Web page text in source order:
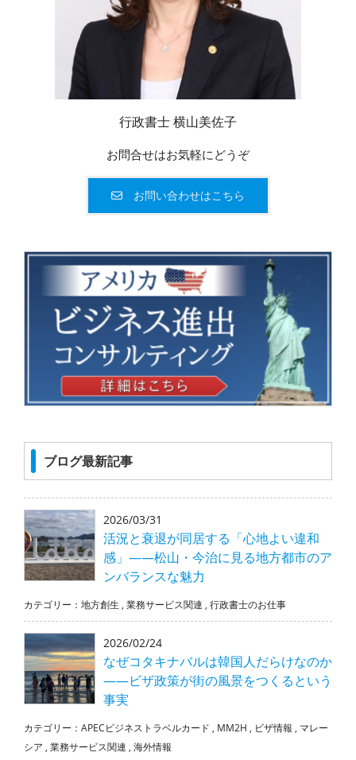
行政書士 横山美佐子
お問合せはお気軽にどうぞ
お問い合わせはこちら
ブログ最新記事
2026/03/31
活況と衰退が同居する「心地よい違和
感」――松山・今治に見る地方都市のア
ンバランスな魅力
カテゴリー： 地方創生 , 業務サービス関連 , 行政書士のお仕事
2026/02/24
なぜコタキナバルは韓国人だらけなのか
――ビザ政策が街の風景をつくるという
事実
カテゴリー： APECビジネストラベルカード , MM2H , ビザ情報 , マレー
シア , 業務サービス関連 , 海外情報